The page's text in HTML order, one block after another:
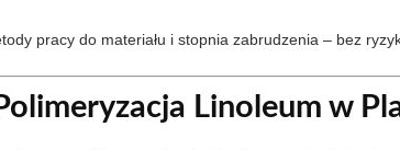
pracy do materiału i stopnia zabrudzenia – bez
Polimeryzacja Linoleum w